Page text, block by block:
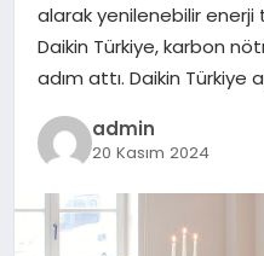
alarak yenilenebilir
Daikin Türkiye, karbon
adım attı. Daikin Türkiye
admin
20 Kasım 2024